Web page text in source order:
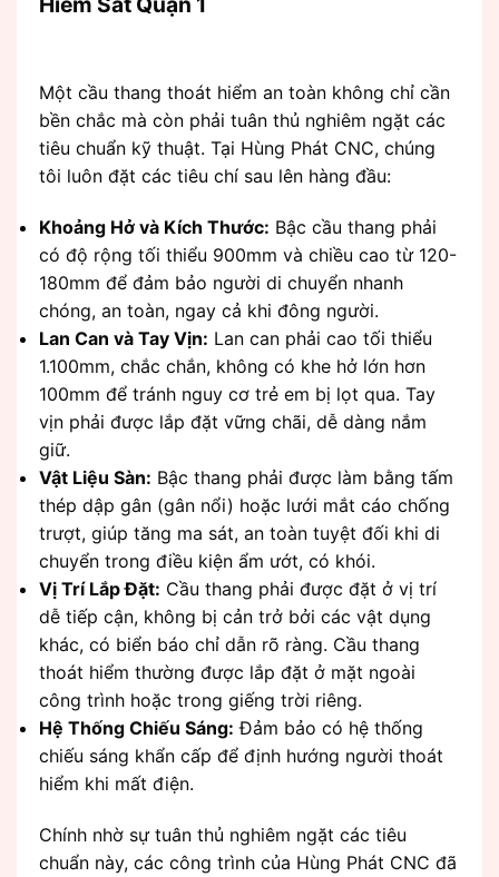
Một cầu thang thoát hiểm an toàn không chỉ cần
bền chắc mà còn phải tuân thủ nghiêm ngặt các
tiêu chuẩn kỹ thuật. Tại Hùng Phát CNC, chúng
tôi luôn đặt các tiêu chí sau lên hàng đầu:
Khoảng Hở và Kích Thước: Bậc cầu thang phải
có độ rộng tối thiểu 900mm và chiều cao từ 120-
180mm để đảm bảo người di chuyển nhanh
chóng, an toàn, ngay cả khi đông người.
Lan Can và Tay Vịn: Lan can phải cao tối thiểu
1.100mm, chắc chắn, không có khe hở lớn hơn
100mm để tránh nguy cơ trẻ em bị lọt qua. Tay
vịn phải được lắp đặt vững chãi, dễ dàng nắm
giữ.
Vật Liệu Sàn: Bậc thang phải được làm bằng tấm
thép dập gân (gân nổi) hoặc lưới mắt cáo chống
trượt, giúp tăng ma sát, an toàn tuyệt đối khi di
chuyển trong điều kiện ẩm ướt, có khói.
Vị Trí Lắp Đặt: Cầu thang phải được đặt ở vị trí
dễ tiếp cận, không bị cản trở bởi các vật dụng
khác, có biển báo chỉ dẫn rõ ràng. Cầu thang
thoát hiểm thường được lắp đặt ở mặt ngoài
công trình hoặc trong giếng trời riêng.
Hệ Thống Chiếu Sáng: Đảm bảo có hệ thống
chiếu sáng khẩn cấp để định hướng người thoát
hiểm khi mất điện.
Chính nhờ sự tuân thủ nghiêm ngặt các tiêu
chuẩn này, các công trình của Hùng Phát CNC đã